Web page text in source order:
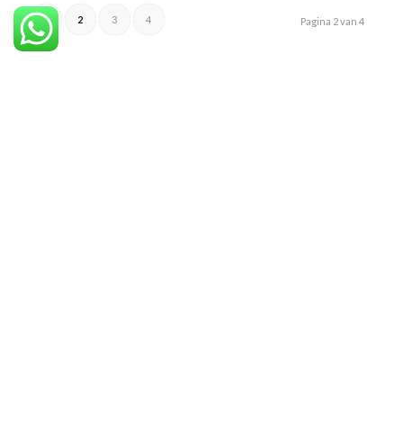
Pagina 2 van 4
1 2 3 4